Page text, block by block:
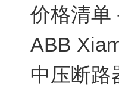
价格清单
ABB
中压断路